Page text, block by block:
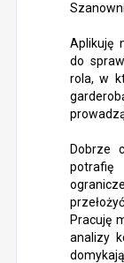
Aplikuję
do
rola, w
Dobrze
Pracuję
analizy